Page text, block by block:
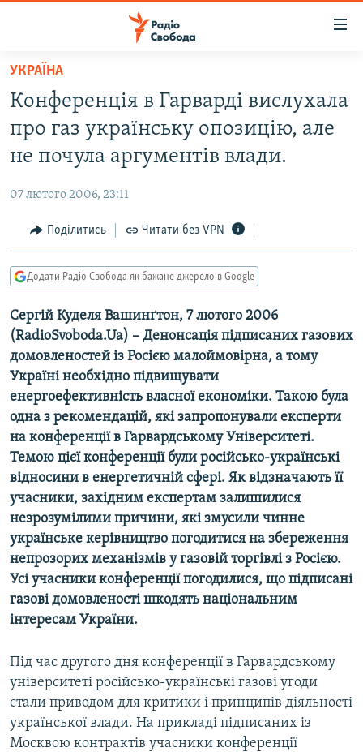
Перейти
основного
матеріалу
Перейти
до
основної
Перейти
до
пошуку
РАДІО СВОБОДА – 70 РОКІВ
ВСЕ ЗА ДОБУ
СТАТТІ
СУСПІЛЬСТВО
УКРАЇНА
СВІТ
РОСІЙСЬКА «ФІЛЬТРАЦІЯ»
ДОНБАС.РЕАЛІЇ
ТИ ЯК?
СХЕМИ
ПРИАЗОВ’Я
КИТАЙ.ВИКЛИКИ
МУЛЬТИМЕДІА
ФОТО
СПЕЦПРОЄКТИ
ПОДКАСТИ
КРИМ РЕАЛІЇ
РУС
УКР
КТАТ
ДОЛУЧАЙСЯ!
УКРАЇНА
Конференція в Гарварді вислухала
про газ українську опозицію, але
не почула аргументів влади.
07 лютого 2006, 23:11
Поділитись Читати без VPN
Додати Радіо Свобода як бажане джерело в Google
Сергій Куделя Вашинґтон, 7 лютого 2006
(RadioSvoboda.Ua) – Денонсація підписаних газових
домовленостей із Росією малоймовірна, а тому
Україні необхідно підвищувати
енергоефективність власної економіки. Такою була
одна з рекомендацій, які запропонували експерти
на конференції в Гарвардському Університеті.
Темою цієї конференції були російсько-українські
відносини в енергетичній сфері. Як відзначають її
учасники, західним експертам залишилися
незрозумілими причини, які змусили чинне
українське керівництво погодитися на збереження
непрозорих механізмів у газовій торгівлі з Росією.
Усі учасники конференції погодилися, що підписані
газові домовленості шкодять національним
інтересам України.
Під час другого дня конференції в Гарвардському
університеті російсько-українські газові угоди
стали приводом для критики і принципів діяльності
української влади. На прикладі підписаних із
Москвою контрактів учасники конференції